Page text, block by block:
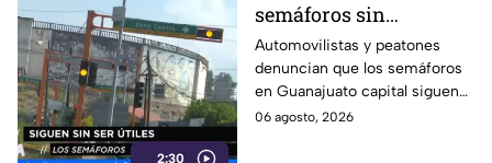
2:30
semáforos sin
funcionar desatan el
caos vial en
Guanajuato capital
Automovilistas y peatones
denuncian que los semáforos
en Guanajuato capital siguen
sin funcionar. Exigen una
06 agosto, 2026